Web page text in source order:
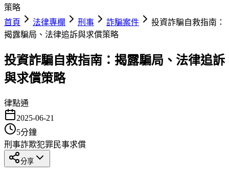
策略
首頁
法律專欄 刑事 詐騙案件
投資詐騙自救指南：
揭露騙局、法律追訴與求償策略
投資詐騙自救指南：揭露騙局、法律追訴
與求償策略
律點通
2025-06-21
5分鐘
刑事詐欺犯罪民事求償
分享